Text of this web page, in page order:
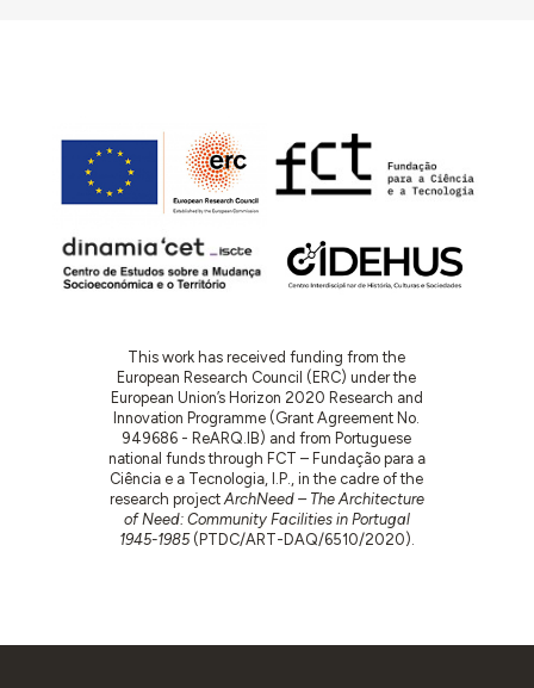
This work has received funding from the
European Research Council (ERC) under the
European Union’s Horizon 2020 Research and
Innovation Programme (Grant Agreement No.
949686 - ReARQ.IB) and from Portuguese
national funds through FCT – Fundação para a
Ciência e a Tecnologia, I.P., in the cadre of the
research projectArchNeed – The Architecture
of Need: Community Facilities in Portugal
1945-1985(PTDC/ART-DAQ/6510/2020).